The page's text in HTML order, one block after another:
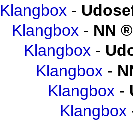
Klangbox -
Klangbox - NN
Klangbox -
Klangbox -
Klangbox -
Klangbox